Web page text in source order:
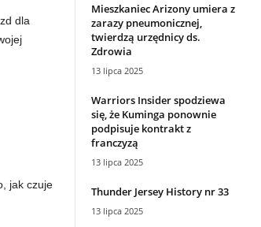
dla
jak czuje
Mieszkaniec Arizony umiera z
zarazy pneumonicznej,
twierdzą urzędnicy ds.
Zdrowia
13 lipca 2025
Warriors Insider spodziewa
się, że Kuminga ponownie
podpisuje kontrakt z
franczyzą
13 lipca 2025
Thunder Jersey History nr 33
13 lipca 2025